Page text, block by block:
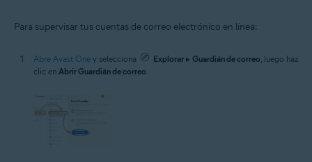
Para supervisar tus cuentas de correo electrónico en línea:
Abre Avast One y selecciona Explorar ▸ Guardián de correo, luego haz
clic en Abrir Guardián de correo.